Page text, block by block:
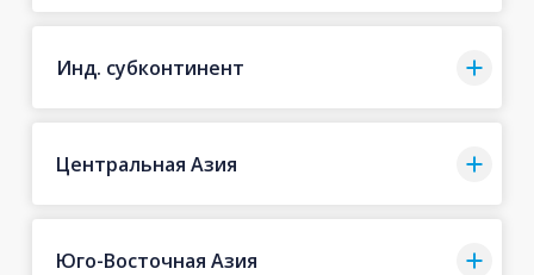
Инд. субконтинент
Центральная Азия
Юго-Восточная Азия